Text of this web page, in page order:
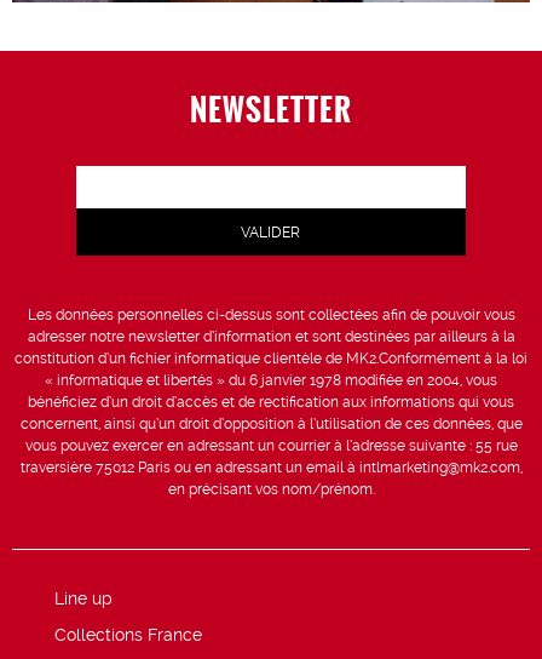
NEWSLETTER
Les données personnelles ci-dessus sont collectées afin de pouvoir vous
adresser notre newsletter d’information et sont destinées par ailleurs à la
constitution d’un fichier informatique clientèle de MK2.Conformément à la loi
« informatique et libertés » du 6 janvier 1978 modifiée en 2004, vous
bénéficiez d’un droit d’accès et de rectification aux informations qui vous
concernent, ainsi qu’un droit d’opposition à l’utilisation de ces données, que
vous pouvez exercer en adressant un courrier à l’adresse suivante : 55 rue
traversière 75012 Paris ou en adressant un email à intlmarketing@mk2.com,
en précisant vos nom/prénom.
Line up
Collections France